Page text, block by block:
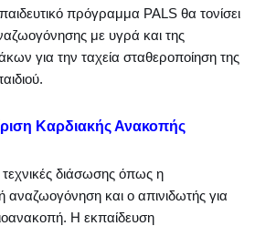
πρόγραμμα PALS θα τονίσει
με υγρά και της
για την ταχεία σταθεροποίηση της
Καρδιακής Ανακοπής
τεχνικές διάσωσης όπως η
αναζωογόνηση και ο απινιδωτής για
Η εκπαίδευση